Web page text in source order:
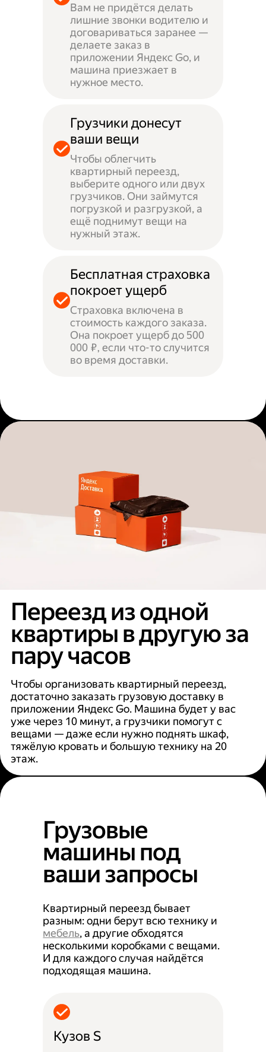
Вам не придётся делать
лишние звонки водителю и
договариваться заранее —
делаете заказ в
приложении Яндекс Go, и
машина приезжает в
нужное место.
Грузчики донесут
ваши вещи
Чтобы облегчить
квартирный переезд,
выберите одного или двух
грузчиков. Они займутся
погрузкой и разгрузкой, а
ещё поднимут вещи на
нужный этаж.
Бесплатная страховка
покроет ущерб
Страховка включена в
стоимость каждого заказа.
Она покроет ущерб до 500
000 ₽, если что-то случится
во время доставки.
Переезд из одной
квартиры в другую за
пару часов
Чтобы организовать квартирный переезд,
достаточно заказать грузовую доставку в
приложении Яндекс Go. Машина будет у вас
уже через 10 минут, а грузчики помогут с
вещами — даже если нужно поднять шкаф,
тяжёлую кровать и большую технику на 20
этаж.
Грузовые
машины под
ваши запросы
Квартирный переезд бывает
разным: одни берут всю технику и
мебель, а другие обходятся
несколькими коробками с вещами.
И для каждого случая найдётся
подходящая машина.
Кузов S